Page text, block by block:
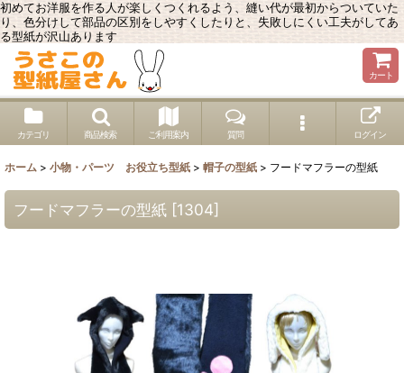
初めてお洋服を作る人が楽しくつくれるよう、縫い代が最初からついていた
り、色分けして部品の区別をしやすくしたりと、失敗しにくい工夫がしてあ
る型紙が沢山あります
カート
カテゴリ 商品検索 ご利用案内 質問 ログイン
ホーム > 小物・パーツ お役立ち型紙 > 帽子の型紙 > フードマフラーの型紙
フードマフラーの型紙 [1304]